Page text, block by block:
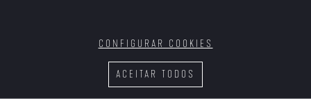
ACEITAR TODOS
CONFIGURAR COOKIES
Possível
Um Império